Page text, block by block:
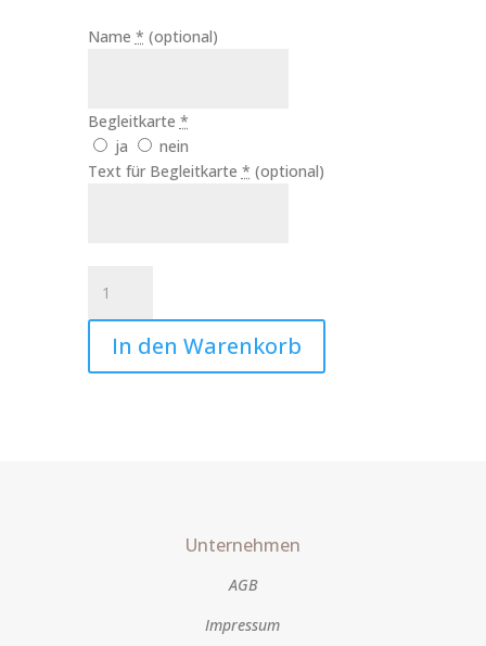
Name * (optional)
Begleitkarte *
ja
nein
Text für Begleitkarte * (optional)
Danke
Art.Nr.:10071
MengeIn den Warenkorb
Unternehmen
AGB
Impressum